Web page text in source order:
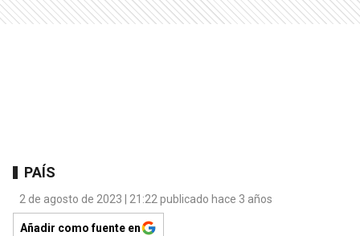
PAÍS
2 de agosto de 2023 | 21:22 publicado hace 3 años
Añadir como fuente en